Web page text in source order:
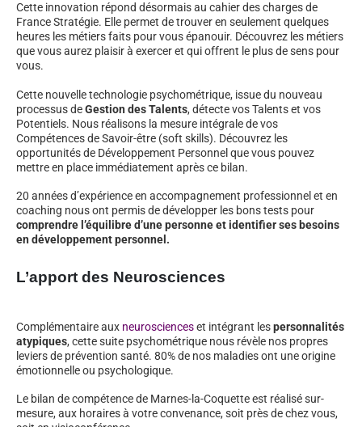
Cette innovation répond désormais au cahier des charges de
France Stratégie. Elle permet de trouver en seulement quelques
heures les métiers faits pour vous épanouir. Découvrez les métiers
que vous aurez plaisir à exercer et qui offrent le plus de sens pour
vous.
Cette nouvelle technologie psychométrique, issue du nouveau
processus deGestion des Talents, détecte vos Talents et vos
Potentiels. Nous réalisons la mesure intégrale de vos
Compétences de Savoir-être (soft skills). Découvrez les
opportunités de Développement Personnel que vous pouvez
mettre en place immédiatement après ce bilan.
20 années d’expérience en accompagnement professionnel et en
coaching nous ont permis de développer les bons tests pour
comprendre l’équilibre d’une personne et identifier ses besoins
en développement personnel.
L’apport des Neurosciences
Complémentaire aux neuroscienceset intégrant lespersonnalités
atypiques, cette suite psychométrique nous révèle nos propres
leviers de prévention santé. 80% de nos maladies ont une origine
émotionnelle ou psychologique.
Le bilan de compétence de Marnes-la-Coquette est réalisé sur-
mesure, aux horaires à votre convenance, soit près de chez vous,